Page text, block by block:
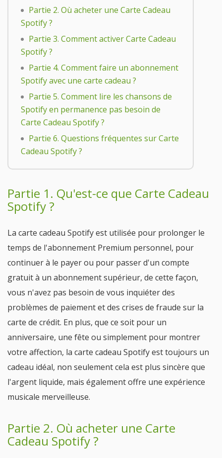
Partie 2. Où acheter une Carte Cadeau
Spotify ?
Partie 3. Comment activer Carte Cadeau
Spotify ?
Partie 4. Comment faire un abonnement
Spotify avec une carte cadeau ?
Partie 5. Comment lire les chansons de
Spotify en permanence pas besoin de
Carte Cadeau Spotify ?
Partie 6. Questions fréquentes sur Carte
Cadeau Spotify ?
Partie 1. Qu'est-ce que Carte Cadeau
Spotify ?
La carte cadeau Spotify est utilisée pour prolonger le
temps de l'abonnement Premium personnel, pour
continuer à le payer ou pour passer d'un compte
gratuit à un abonnement supérieur, de cette façon,
vous n'avez pas besoin de vous inquiéter des
problèmes de paiement et des crises de fraude sur la
carte de crédit. En plus, que ce soit pour un
anniversaire, une fête ou simplement pour montrer
votre affection, la carte cadeau Spotify est toujours un
cadeau idéal, non seulement cela est plus sincère que
l'argent liquide, mais également offre une expérience
musicale merveilleuse.
Partie 2. Où acheter une Carte
Cadeau Spotify ?